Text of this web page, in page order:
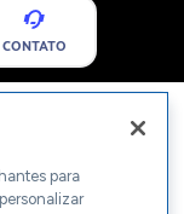
CONTATO
para